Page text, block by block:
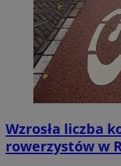
Wzrosła liczba
rowerzystów w